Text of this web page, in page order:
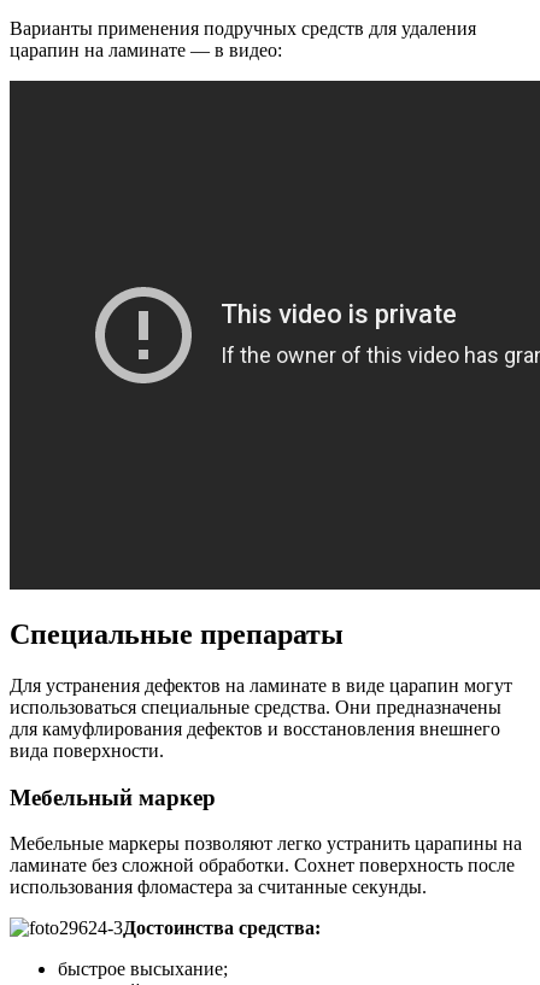
Варианты применения подручных средств для удаления
царапин на ламинате — в видео:
Специальные препараты
Для устранения дефектов на ламинате в виде царапин могут
использоваться специальные средства. Они предназначены
для камуфлирования дефектов и восстановления внешнего
вида поверхности.
Мебельный маркер
Мебельные маркеры позволяют легко устранить царапины на
ламинате без сложной обработки. Сохнет поверхность после
использования фломастера за считанные секунды.
Достоинства средства:
быстрое высыхание;